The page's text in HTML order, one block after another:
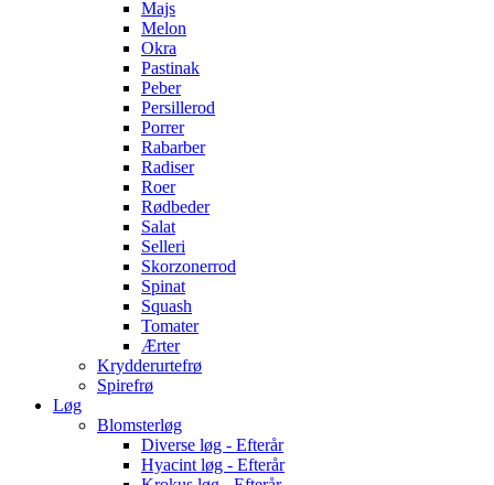
Majs
Melon
Okra
Pastinak
Peber
Persillerod
Porrer
Rabarber
Radiser
Roer
Rødbeder
Salat
Selleri
Skorzonerrod
Spinat
Squash
Tomater
Ærter
Krydderurtefrø
Spirefrø
Løg
Blomsterløg
Diverse løg - Efterår
Hyacint løg - Efterår